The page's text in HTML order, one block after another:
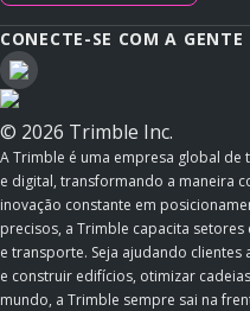
CONECTE-SE COM A GENTE
© 2026 Trimble Inc.
A Trimble é uma empresa global
e digital, transformando a maneira
inovação constante em
precisos, a Trimble capacita
e transporte. Seja ajudando
e construir edifícios, otimizar
mundo, a Trimble sempre sai na